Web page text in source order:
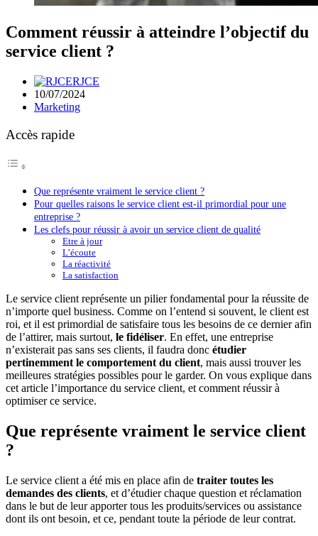
Comment réussir à atteindre l’objectif du
service client ?
RJCE
10/07/2024
Marketing
Accès rapide
Que représente vraiment le service client ?
Pour quelles raisons le service client est-il primordial pour une
entreprise ?
Les clefs pour réussir à avoir un service client de qualité
Etre à jour
L’écoute
La réactivité
La satisfaction
Le service client représente un pilier fondamental pour la réussite de
n’importe quel business. Comme on l’entend si souvent, le client est
roi, et il est primordial de satisfaire tous les besoins de ce dernier afin
de l’attirer, mais surtout, le fidéliser. En effet, une entreprise
n’existerait pas sans ses clients, il faudra donc étudier
pertinemment le comportement du client, mais aussi trouver les
meilleures stratégies possibles pour le garder. On vous explique dans
cet article l’importance du service client, et comment réussir à
optimiser ce service.
Que représente vraiment le service client
?
Le service client a été mis en place afin de traiter toutes les
demandes des clients, et d’étudier chaque question et réclamation
dans le but de leur apporter tous les produits/services ou assistance
dont ils ont besoin, et ce, pendant toute la période de leur contrat.